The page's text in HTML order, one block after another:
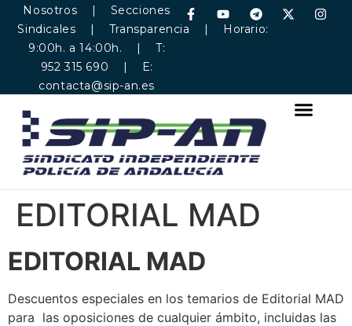
Nosotros | Secciones
Sindicales | Transparencia | Horario:
9:00h. a 14:00h. | T:
952 315 690 | E:
contacta@sip-an.es
EDITORIAL MAD
EDITORIAL MAD
Descuentos especiales en los temarios de Editorial MAD
para las oposiciones de cualquier ámbito, incluidas las